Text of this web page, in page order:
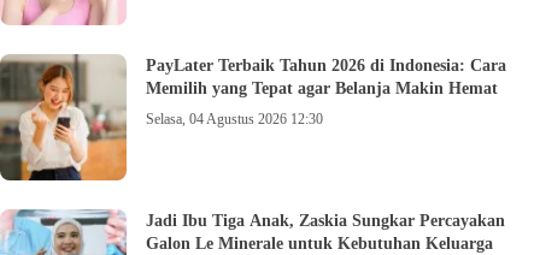
PayLater Terbaik Tahun 2026 di Indonesia: Cara
Memilih yang Tepat agar Belanja Makin Hemat
Selasa, 04 Agustus 2026 12:30
Jadi Ibu Tiga Anak, Zaskia Sungkar Percayakan
Galon Le Minerale untuk Kebutuhan Keluarga